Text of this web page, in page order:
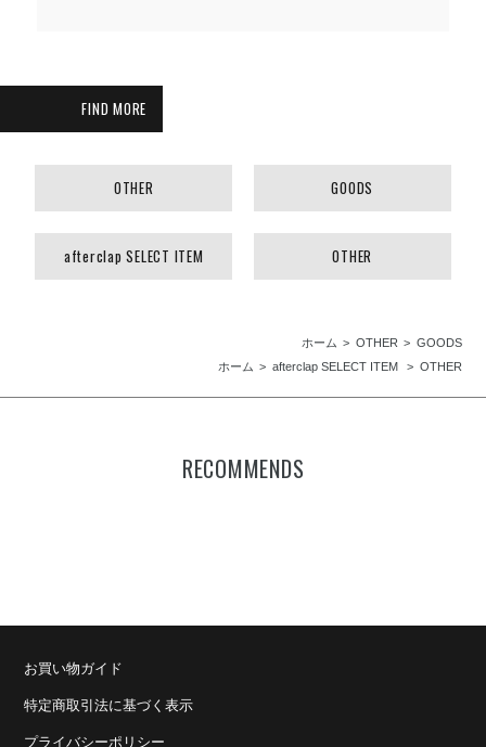
FIND MORE
OTHER GOODS
afterclap SELECT ITEM OTHER
ホーム OTHER
GOODS
ホーム
afterclap SELECT ITEM OTHER
RECOMMENDS
お買い物ガイド
特定商取引法に基づく表示
プライバシーポリシー